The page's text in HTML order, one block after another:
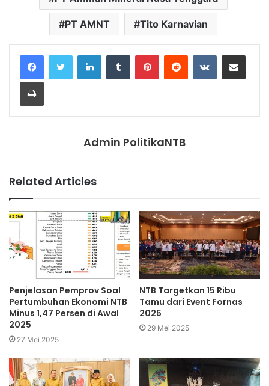
PT AMNT Tito Karnavian
LinkedInTumblr PinterestReddit VKontakteShare via Email
Print
Admin PolitikaNTB
Related Articles
Penjelasan Pemprov Soal
Pertumbuhan Ekonomi NTB
Minus 1,47 Persen di Awal
2025
27 Mei 2025
NTB Targetkan 15 Ribu
Tamu dari Event Fornas
2025
29 Mei 2025